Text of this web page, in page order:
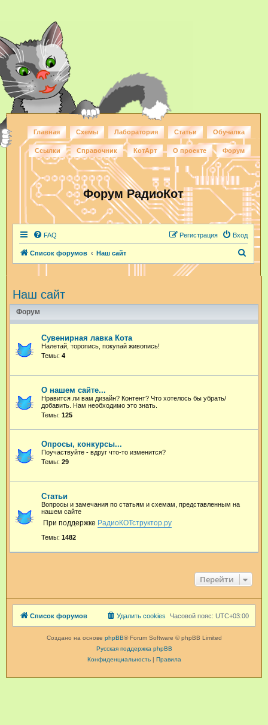
Главная Схемы Лаборатория Статьи Обучалка
Ссылки Справочник КотАрт О проекте Форум
Форум РадиоКот
FAQ Вход
Регистрация
Список форумов Наш сайт
Наш сайт
Форум
Сувенирная лавка Кота
Налетай, торопись, покупай живопись!
Темы: 4
О нашем сайте...
Нравится ли вам дизайн? Контент? Что хотелось бы убрать/
добавить. Нам необходимо это знать.
Темы: 125
Опросы, конкурсы...
Поучаствуйте - вдруг что-то изменится?
Темы: 29
Статьи
Вопросы и замечания по статьям и схемам, представленным на
нашем сайте
При поддержке РадиоКОТструктор.ру
Темы: 1482
Перейти
Список форумов Часовой пояс: UTC+03:00
Удалить cookies
Создано на основе phpBB® Forum Software © phpBB Limited
Русская поддержка phpBB
Конфиденциальность| Правила